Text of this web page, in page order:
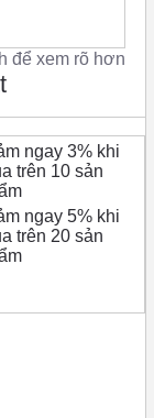
để xem rõ hơn
ngay 3% khi
trên 10 sản
ngay 5% khi
trên 20 sản